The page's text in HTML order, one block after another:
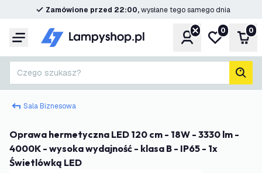
Zamówione przed 22:00,wysłane tego samego dnia
Menu KontoMoja lista
0 0
Czego szukasz?
Sala Biznesowa
Oprawa hermetyczna LED 120 cm - 18W - 3330 lm -
4000K - wysoka wydajność - klasa B - IP65 - 1x
Świetlówką LED